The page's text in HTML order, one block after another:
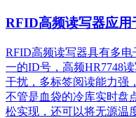
RFID高频读写器应
RFID高频读写器具有多
一的ID号，高频HR7748
干扰，多标签阅读能力强
不管是血袋的冷库实时盘
松实现，还可以将无源温